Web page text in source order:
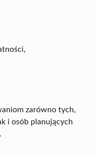
zarówno tych,
i osób planujących